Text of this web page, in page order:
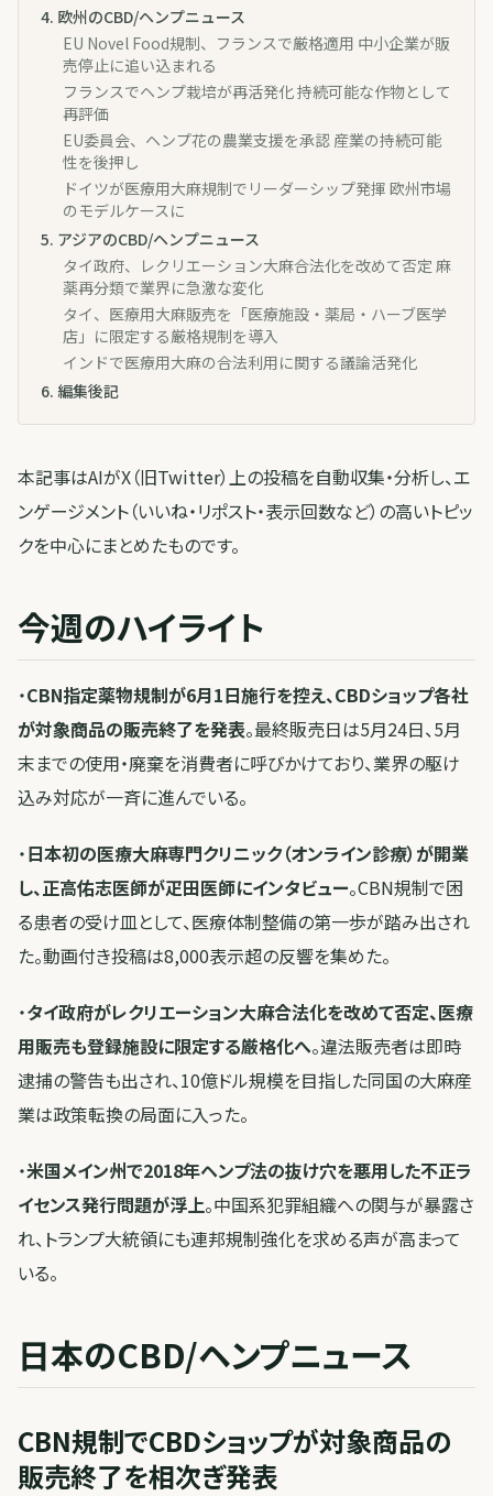
4. 欧州のCBD/ヘンプニュース
EU Novel Food規制、フランスで厳格適用 中小企業が販
売停止に追い込まれる
フランスでヘンプ栽培が再活発化 持続可能な作物として
再評価
EU委員会、ヘンプ花の農業支援を承認 産業の持続可能
性を後押し
ドイツが医療用大麻規制でリーダーシップ発揮 欧州市場
のモデルケースに
5. アジアのCBD/ヘンプニュース
タイ政府、レクリエーション大麻合法化を改めて否定 麻
薬再分類で業界に急激な変化
タイ、医療用大麻販売を「医療施設・薬局・ハーブ医学
店」に限定する厳格規制を導入
インドで医療用大麻の合法利用に関する議論活発化
6. 編集後記
本記事はAIがX（旧Twitter）上の投稿を自動収集・分析し、エ
ンゲージメント（いいね・リポスト・表示回数など）の高いトピッ
クを中心にまとめたものです。
今週のハイライト
・CBN指定薬物規制が6月1日施行を控え、CBDショップ各社
が対象商品の販売終了を発表。最終販売日は5月24日、5月
末までの使用・廃棄を消費者に呼びかけており、業界の駆け
込み対応が一斉に進んでいる。
・日本初の医療大麻専門クリニック（オンライン診療）が開業
し、正高佑志医師が疋田医師にインタビュー。CBN規制で困
る患者の受け皿として、医療体制整備の第一歩が踏み出され
た。動画付き投稿は8,000表示超の反響を集めた。
・タイ政府がレクリエーション大麻合法化を改めて否定、医療
用販売も登録施設に限定する厳格化へ。違法販売者は即時
逮捕の警告も出され、10億ドル規模を目指した同国の大麻産
業は政策転換の局面に入った。
・米国メイン州で2018年ヘンプ法の抜け穴を悪用した不正ラ
イセンス発行問題が浮上。中国系犯罪組織への関与が暴露さ
れ、トランプ大統領にも連邦規制強化を求める声が高まって
いる。
日本のCBD/ヘンプニュース
CBN規制でCBDショップが対象商品の
販売終了を相次ぎ発表